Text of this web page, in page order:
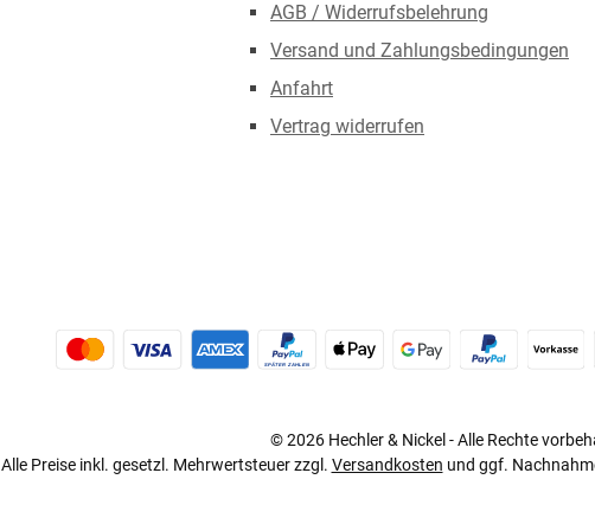
AGB / Widerrufsbelehrung
Versand und Zahlungsbedingungen
Anfahrt
Vertrag widerrufen
© 2026 Hechler & Nickel - Alle Rechte
Alle Preise inkl. gesetzl. Mehrwertsteuer zzgl. Versandkosten und ggf.